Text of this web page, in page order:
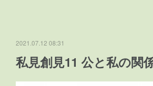
2021.07.12 08:31
私見創見11 公と私の関